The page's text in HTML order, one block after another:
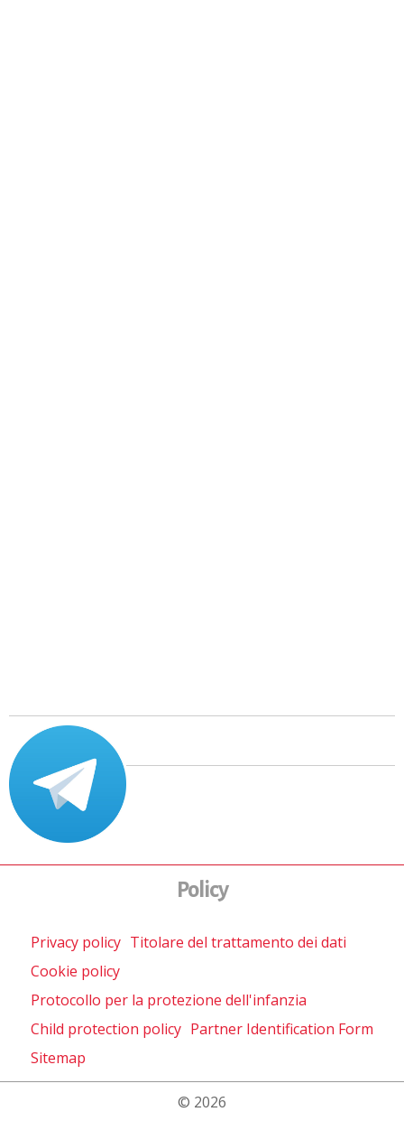
Policy
Privacy policy Titolare del trattamento dei dati
Cookie policy
Protocollo per la protezione dell'infanzia
Child protection policy Partner Identification Form
Sitemap
© 2026